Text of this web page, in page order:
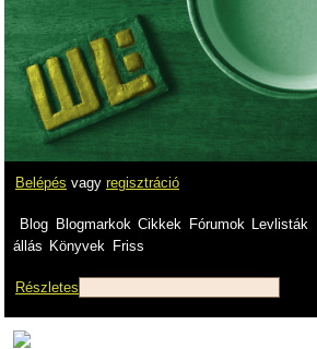
Belépés vagy regisztráció
Blog Blogmarkok Cikkek Fórumok Levlisták
állás Könyvek Friss
Részletes